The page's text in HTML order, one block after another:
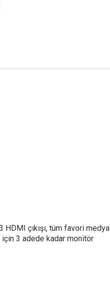
çıkışı, tüm favori medya
için 3 adede kadar monitör